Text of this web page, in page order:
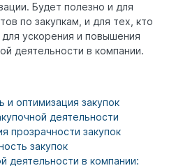
Будет полезно и для
по закупкам, и для тех, кто
ускорения и повышения
деятельности в компании.
и оптимизация закупок
деятельности
прозрачности закупок
закупок
деятельности в компании: